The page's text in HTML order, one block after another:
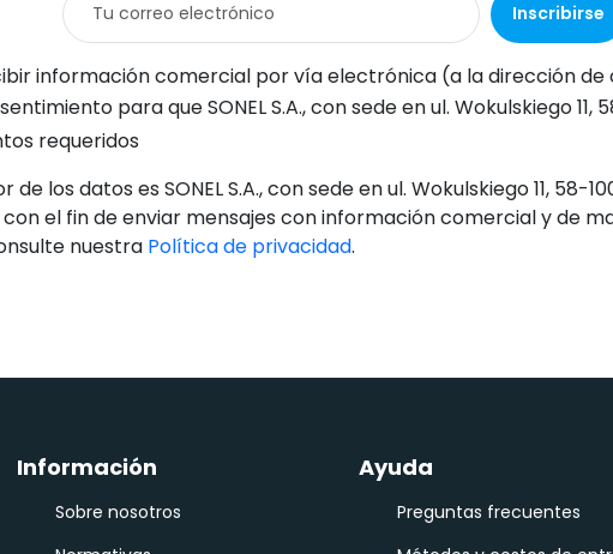
Inscribirse
electrónica (a la dirección de correo electrónico indicada) de SONEL S.A., con sede en ul. Wokulskiego 11, 58-100 Świdnica, con fines de marketing, de conformidad con el artículo 398 de la Ley de 12 de julio de
con sede en ul. Wokulskiego 11, 58-100 Świdnica, procese mis datos personales (dirección de correo electrónico) con el fin de enviarme un boletín informativo con información comercial y de marketing, de conformidad con el artículo 6, apartado
requeridos
de los datos es SONEL S.A., con sede en ul. Wokulskiego 11, 58-
el fin de enviar mensajes con información comercial y de
nuestra Política de privacidad.
Información
Sobre nosotros
Ayuda
Preguntas frecuentes